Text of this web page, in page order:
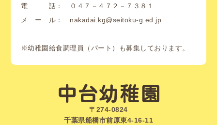
電 話： ０４７－４７２－７３８１
メ ー ル： nakadai.kg@seitoku-g.ed.jp
※幼稚園給食調理員（パート）も募集しております。
中台幼稚園
〒274-0824
千葉県船橋市前原東4-16-11